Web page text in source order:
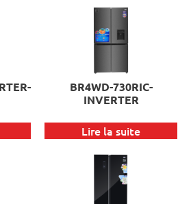
BR4WD-730RIC-
INVERTER
Lire la suite